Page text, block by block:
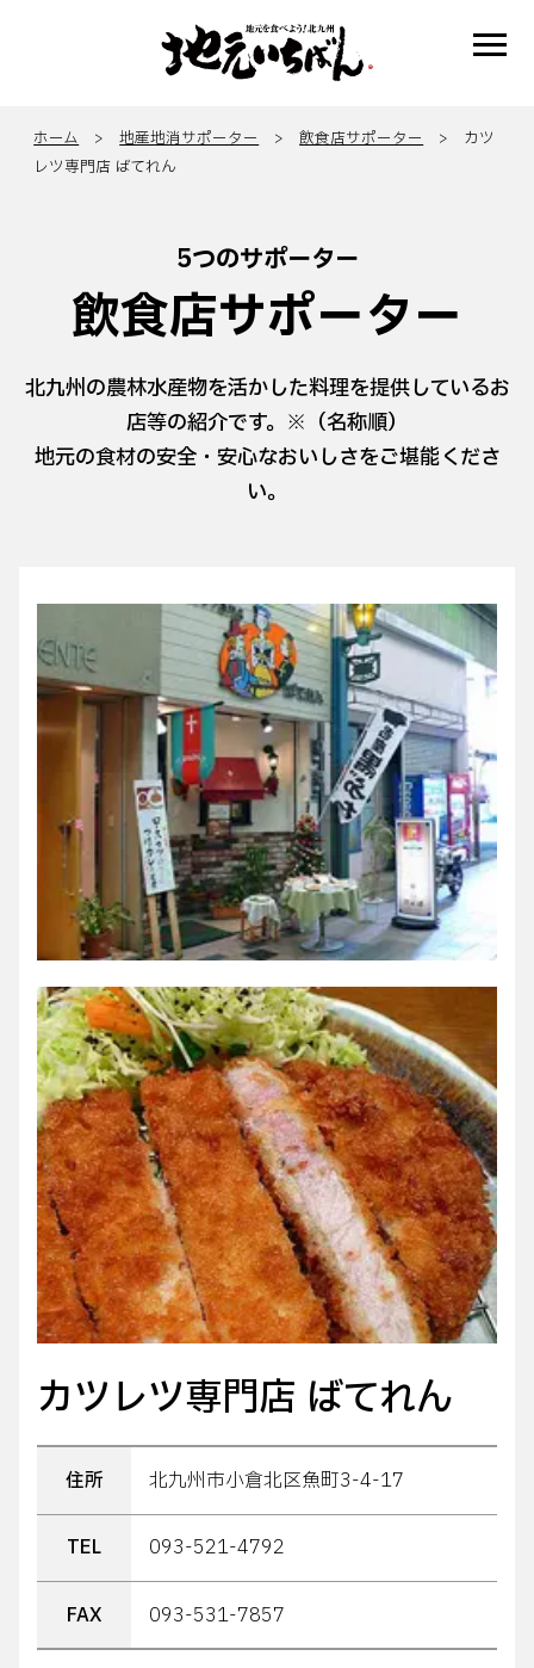
ホーム >地産地消サポーター >飲食店サポーター
> カツ
レツ専門店 ばてれん
5つのサポーター
飲食店サポーター
北九州の農林水産物を活かした料理を提供しているお
店等の紹介です。※（名称順）
地元の食材の安全・安心なおいしさをご堪能くださ
い。
カツレツ専門店 ばてれん
住所 北九州市小倉北区魚町3-4-17
TEL 093-521-4792
FAX 093-531-7857